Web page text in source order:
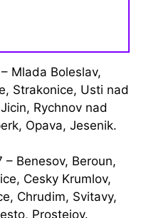
Mlada Boleslav,
Strakonice, Usti nad
Rychnov nad
Opava, Jesenik.
– Benesov, Beroun,
Cesky Krumlov,
Chrudim, Svitavy,
Prostejov.